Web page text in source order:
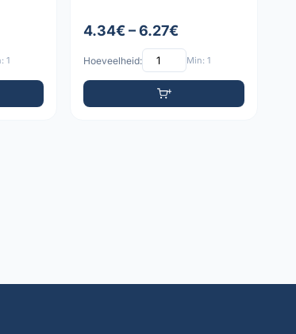
1
4.34€ – 6.27€
Hoeveelheid: Min: 1